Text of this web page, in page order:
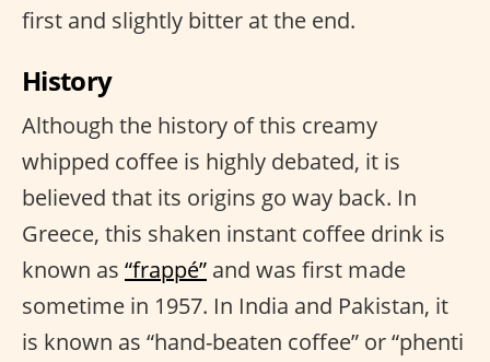
first and slightly bitter at the end.
History
Although the history of this creamy
whipped coffee is highly debated, it is
believed that its origins go way back. In
Greece, this shaken instant coffee drink is
known as “frappé” and was first made
sometime in 1957. In India and Pakistan, it
is known as “hand-beaten coffee” or “phenti